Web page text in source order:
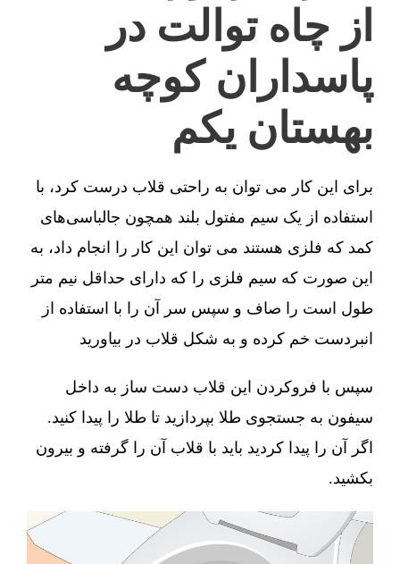
از چاه توالت در
پاسداران کوچه
بهستان یکم
برای این کار می توان به راحتی قلاب درست کرد، با
استفاده از یک سیم مفتول بلند همچون جالباسی‌های
کمد که فلزی هستند می توان این کار را انجام داد، به
این صورت که سیم فلزی را که دارای حداقل نیم متر
طول است را صاف و سپس سر آن را با استفاده از
انبردست خم کرده و به شکل قلاب در بیاورید
سپس با فروکردن این قلاب دست ساز به داخل
سیفون به جستجوی طلا بپردازید تا طلا را پیدا کنید.
اگر آن را پیدا کردید باید با قلاب آن را گرفته و بیرون
بکشید.